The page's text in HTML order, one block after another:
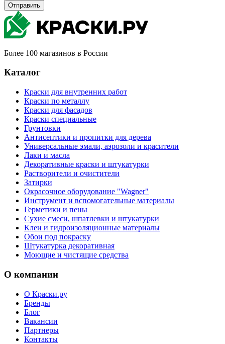
Отправить
Более 100 магазинов в России
Каталог
Краски для внутренних работ
Краски по металлу
Краски для фасадов
Краски специальные
Грунтовки
Антисептики и пропитки для дерева
Универсальные эмали, аэрозоли и красители
Лаки и масла
Декоративные краски и штукатурки
Растворители и очистители
Затирки
Окрасочное оборудование "Wagner"
Инструмент и вспомогательные материалы
Герметики и пены
Сухие смеси, шпатлевки и штукатурки
Клеи и гидроизоляционные материалы
Обои под покраску
Штукатурка декоративная
Моющие и чистящие средства
О компании
О Краски.ру
Бренды
Блог
Вакансии
Партнеры
Контакты